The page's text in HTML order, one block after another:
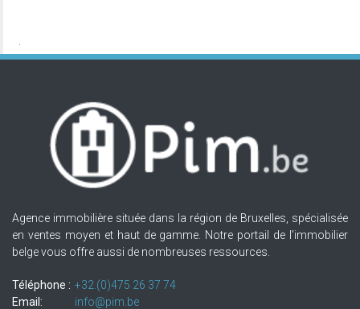
Agence immobilière située dans la région de Bruxelles, spécialisée
en ventes moyen et haut de gamme. Notre portail de l'immobilier
belge vous offre aussi de nombreuses ressources.
Téléphone : +32.(0)475 26 37 74
Email:
info@pim.be